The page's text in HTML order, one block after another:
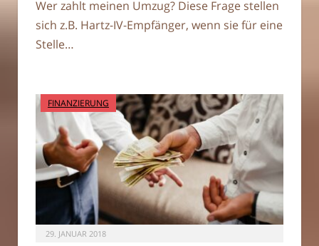
Wer zahlt meinen Umzug? Diese Frage stellen
sich z.B. Hartz-IV-Empfänger, wenn sie für eine
Stelle…
FINANZIERUNG
29. JANUAR 2018